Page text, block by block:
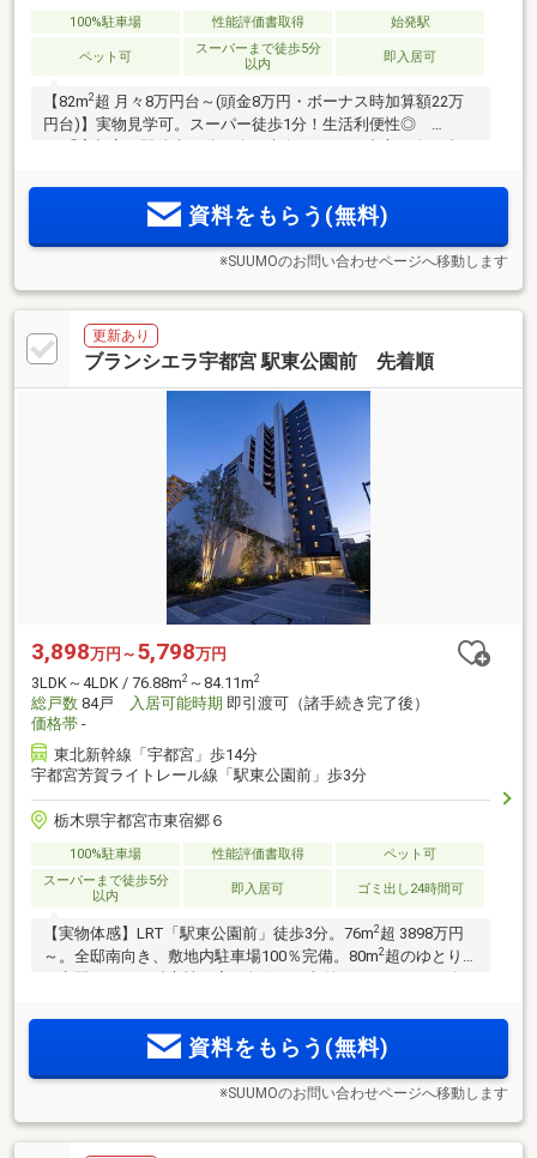
100%駐車場 性能評価書取得 始発駅
ペット可
スーパーまで徒歩5分
以内
即入居可
【82m2超 月々8万円台～(頭金8万円・ボーナス時加算額22万
円台)】実物見学可。スーパー徒歩1分！生活利便性◎
ィーサービスを採用。大小の自然豊かな公園も身近。駅周辺
には大型商業施設が集積資料をもらう(無料)
※SUUMOのお問い合わせページへ移動します
更新あり
ブランシエラ宇都宮 駅東公園前 先着順
3,898万円～ 5,798万円
3LDK～4LDK / 76.88m2 ～84.11m2
総戸数 84戸 入居可能時期 即引渡可（諸手続き完了後）
価格帯 -
東北新幹線「宇都宮」歩14分
宇都宮芳賀ライトレール線「駅東公園前」歩3分
栃木県宇都宮市東宿郷６
100%駐車場 性能評価書取得
ペット可
スーパーまで徒歩5分
以内
即入居可 ゴミ出し24時間可
【実物体感】LRT「駅東公園前」徒歩3分。76m2超 3898万円
～。全邸南向き、敷地内駐車場100％完備。80m2超のゆとりあ
の全84邸で快適な毎日を。
資料をもらう(無料)
※SUUMOのお問い合わせページへ移動します